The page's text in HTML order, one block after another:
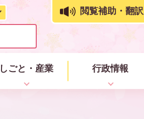
閲覧補助・翻訳
しごと・産業 行政情報